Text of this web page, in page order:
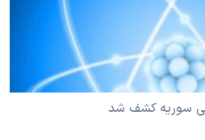
۲۰۲۴
سوريه کشف شد